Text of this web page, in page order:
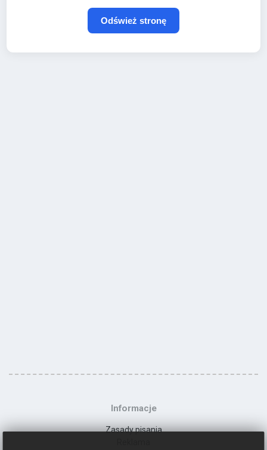
Odśwież stronę
Informacje
Zasady pisania